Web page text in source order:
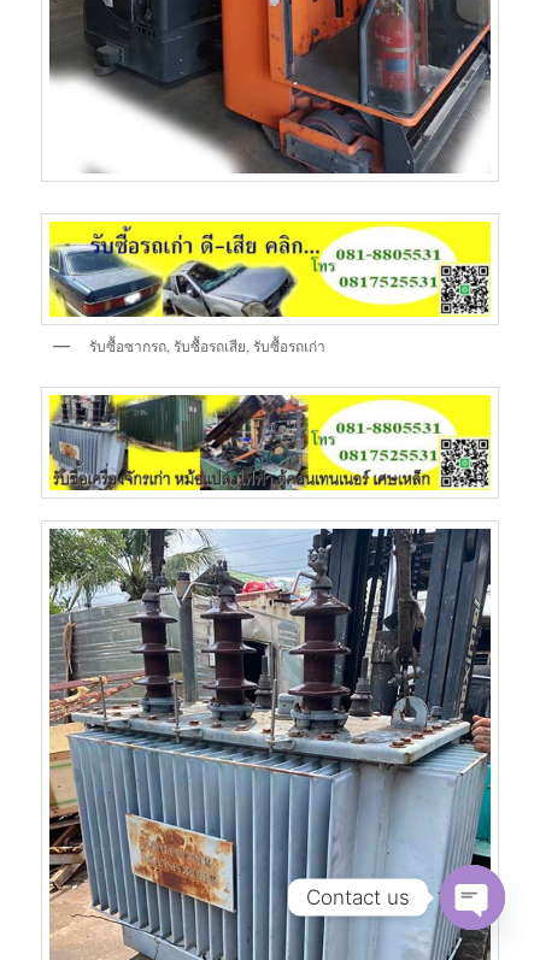
รับซื้อซากรถ, รับซื้อรถเสีย, รับซื้อรถเก่า
Contact us
Open
chaty